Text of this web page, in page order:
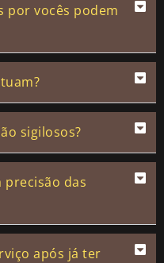
por vocês podem
sigilosos?
precisão das
após já ter